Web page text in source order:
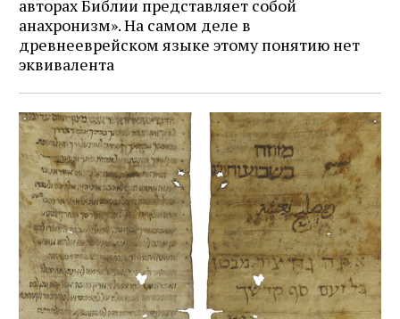
авторах Библии представляет собой
анахронизм». На самом деле в
древнееврейском языке этому понятию нет
эквивалента